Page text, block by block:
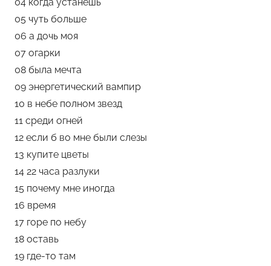
05 чуть больше
06 а дочь моя
07 огарки
08 была мечта
09 энергетический вампир
10 в небе полном звезд
11 среди огней
12 если б во мне были слезы
13 купите цветы
14 22 часа разлуки
15 почему мне иногда
16 время
17 горе по небу
18 оставь
19 где-то там